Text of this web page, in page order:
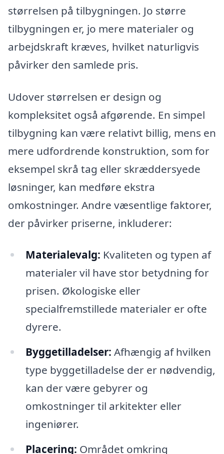
størrelsen på tilbygningen. Jo større
tilbygningen er, jo mere materialer og
arbejdskraft kræves, hvilket naturligvis
påvirker den samlede pris.
Udover størrelsen er design og
kompleksitet også afgørende. En simpel
tilbygning kan være relativt billig, mens en
mere udfordrende konstruktion, som for
eksempel skrå tag eller skræddersyede
løsninger, kan medføre ekstra
omkostninger. Andre væsentlige faktorer,
der påvirker priserne, inkluderer:
Materialevalg: Kvaliteten og typen af
materialer vil have stor betydning for
prisen. Økologiske eller
specialfremstillede materialer er ofte
dyrere.
Byggetilladelser: Afhængig af hvilken
type byggetilladelse der er nødvendig,
kan der være gebyrer og
omkostninger til arkitekter eller
ingeniører.
Placering: Området omkring